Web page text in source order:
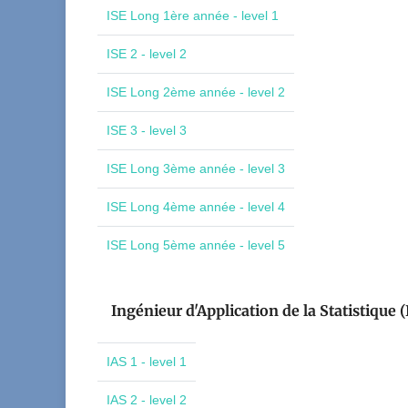
ISE Long 1ère année - level 1
ISE 2 - level 2
ISE Long 2ème année - level 2
ISE 3 - level 3
ISE Long 3ème année - level 3
ISE Long 4ème année - level 4
ISE Long 5ème année - level 5
Ingénieur d'Application de la Statistique
IAS 1 - level 1
IAS 2 - level 2